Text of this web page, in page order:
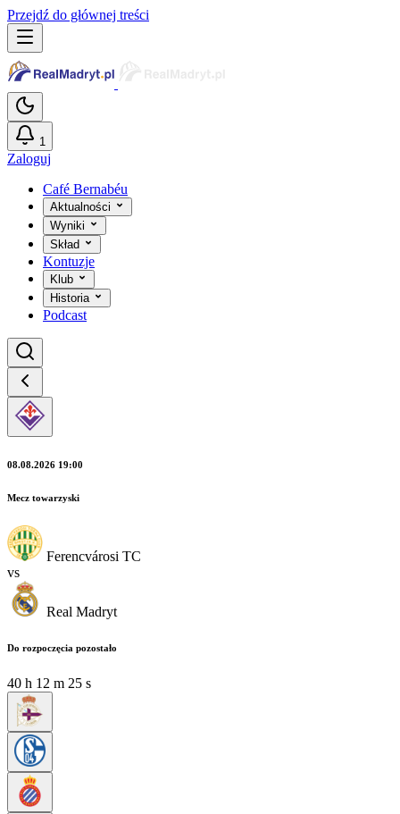
Przejdź do głównej treści
1
Zaloguj
Café Bernabéu
Aktualności
Wyniki
Skład
Kontuzje
Klub
Historia
Podcast
08.08.2026 19:00
Mecz towarzyski
Ferencvárosi TC
vs
Real Madryt
Do rozpoczęcia pozostało
40 h 12 m 24 s